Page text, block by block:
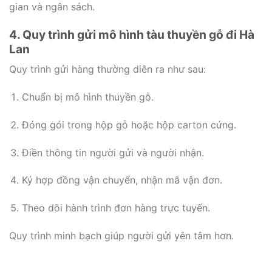
gian và ngân sách.
4. Quy trình gửi mô hình tàu thuyền gỗ đi Hà
Lan
Quy trình gửi hàng thường diễn ra như sau:
Chuẩn bị mô hình thuyền gỗ.
Đóng gói trong hộp gỗ hoặc hộp carton cứng.
Điền thông tin người gửi và người nhận.
Ký hợp đồng vận chuyển, nhận mã vận đơn.
Theo dõi hành trình đơn hàng trực tuyến.
Quy trình minh bạch giúp người gửi yên tâm hơn.